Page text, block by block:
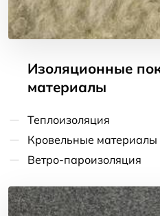
Изоляционные
материалы
Теплоизоляция
Кровельные материалы
Ветро-пароизоляция